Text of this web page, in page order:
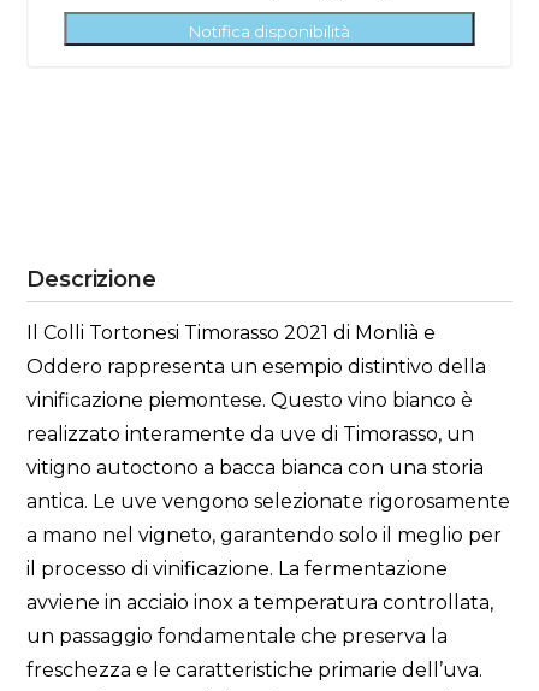
Notifica disponibilità
Descrizione
Il Colli Tortonesi Timorasso 2021 di Monlià e
Oddero rappresenta un esempio distintivo della
vinificazione piemontese. Questo vino bianco è
realizzato interamente da uve di Timorasso, un
vitigno autoctono a bacca bianca con una storia
antica. Le uve vengono selezionate rigorosamente
a mano nel vigneto, garantendo solo il meglio per
il processo di vinificazione. La fermentazione
avviene in acciaio inox a temperatura controllata,
un passaggio fondamentale che preserva la
freschezza e le caratteristiche primarie dell’uva.